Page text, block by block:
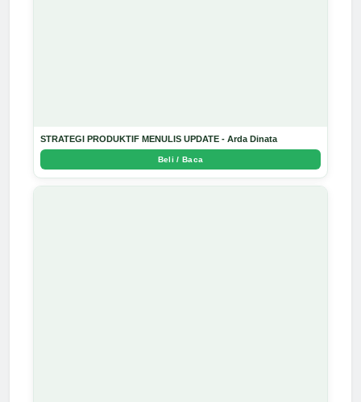
STRATEGI PRODUKTIF MENULIS UPDATE - Arda Dinata
Beli / Baca